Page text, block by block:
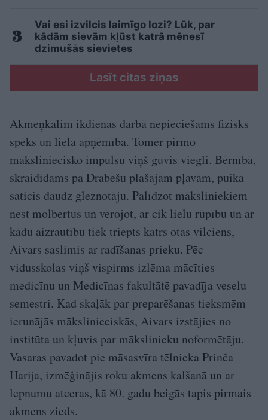
Vai esi izvilcis laimīgo lozi? Lūk, par
kādām sievām kļūst katrā mēnesī
dzimušās sievietes
Lasīt citas ziņas
Akmeņkalim ikdienas darbā nepieciešams fizisks
spēks un liela apņēmība. Tomēr pirmo
māksliniecisko impulsu viņš guvis viegli. Bērnībā,
skraidīdams pa Drabešu plašajām pļavām, puika
saticis daudz gleznotāju. Palīdzot māksliniekiem
nest molbertus un vērojot, ar cik lielu rūpību un ar
kādu aizrautību tiek triepts katrs otas vilciens,
Aivars saslimis ar radīšanas prieku. Pēc
vidusskolas viņš vispirms izlēma mācīties
medicīnu un Medicīnas fakultātē pavadīja veselu
semestri. Kad skaļāk par preparēšanas tieksmēm
ierunājās mākslinieciskās, Aivars izstājies no
institūta un kļuvis par mākslinieku noformētāju.
Vasaras pavadot pie māsasvīra tēlnieka Prinča
Harija, izmēģinājis roku akmens kalšanā un ar
lepnumu atceras, kā 80. gadu beigās tapis pirmais
akmens zieds.